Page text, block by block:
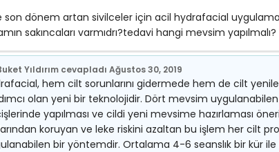
son dönem artan sivilceler için acil hydrafacial
sakıncaları varmıdrı?tedavi hangi mevsim yapılmalı?
Yıldırım cevapladı Ağustos 30, 2019
hem cilt sorunlarını gidermede hem de cilt
olan yeni bir teknolojidir. Dört mevsim
yapılması ve cildi yeni mevsime hazırlaması
koruyan ve leke riskini azaltan bu işlem her cilt
bir yöntemdir. Ortalama 4-6 seanslık bir kür